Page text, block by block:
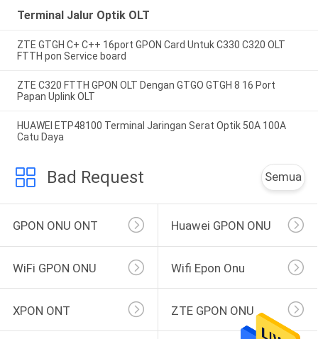
Terminal Jalur Optik OLT
ZTE GTGH C+ C++ 16port GPON Card Untuk C330 C320 OLT
FTTH pon Service board
ZTE C320 FTTH GPON OLT Dengan GTGO GTGH 8 16 Port
Papan Uplink OLT
HUAWEI ETP48100 Terminal Jaringan Serat Optik 50A 100A
Catu Daya
Bad Request Semua
GPON ONU ONT Huawei GPON ONU
WiFi GPON ONU Wifi Epon Onu
XPON ONT ZTE GPON ONU